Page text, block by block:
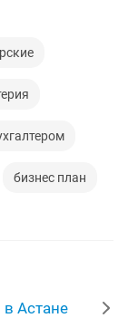
бизнес план
в Астане